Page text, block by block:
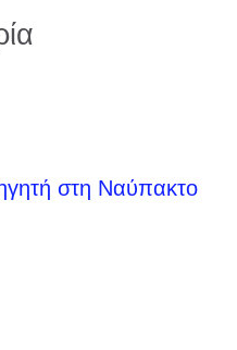
στη Ναύπακτο